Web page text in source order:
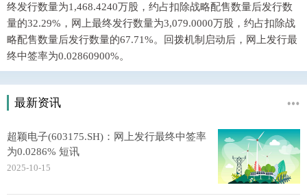
终发行数量为1,468.4240万股，约占扣除战略配售数量后发行数
量的32.29%，网上最终发行数量为3,079.0000万股，约占扣除战
略配售数量后发行数量的67.71%。回拨机制启动后，网上发行最
终中签率为0.02860900%。
最新资讯
超颖电子(603175.SH)：网上发行最终中签率
为0.0286% 短讯
2025-10-15